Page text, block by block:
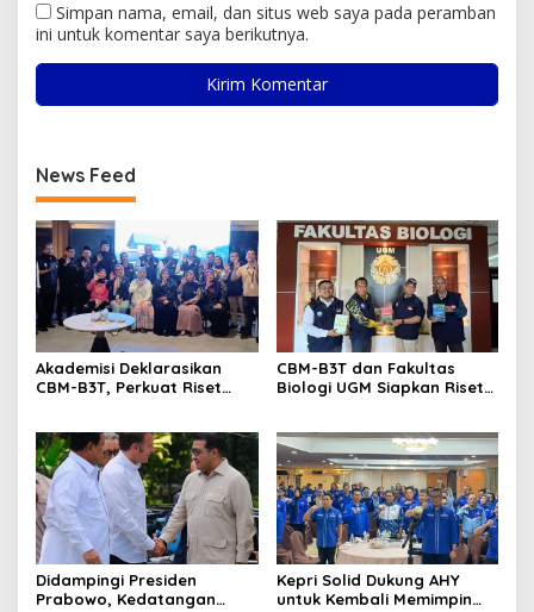
Simpan nama, email, dan situs web saya pada peramban
ini untuk komentar saya berikutnya.
News Feed
Akademisi Deklarasikan
CBM-B3T, Perkuat Riset
CBM-B3T dan Fakultas
Biologi UGM Siapkan Riset
Wilayah 3T
Didampingi Presiden
Prabowo, Kedatangan
Kepri Solid Dukung AHY
untuk Kembali Memimpin